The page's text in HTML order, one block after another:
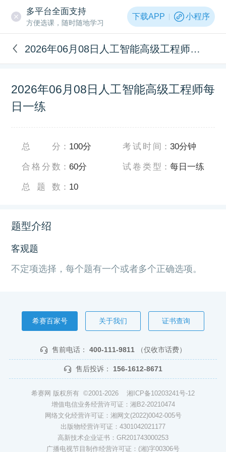
多平台全面支持
方便选课，随时随地学习
下载APP 小程序
2026年06月08日人工智能高级工程师每日一练
2026年06月08日人工智能高级工程师每
日一练
总分 ： 100分
合格分数 ：60分
总题数 ： 10
考试时间 ：30分钟
试卷类型 ：每日一练
题型介绍
客观题
不定项选择，每个题有一个或者多个正确选项。
希赛百家号 关于我们 证书查询
售前电话： 400-111-9811 （仅收市话费）
售后投诉： 156-1612-8671
希赛网 版权所有 ©2001-2026 湘ICP备10203241号-12
增值电信业务经营许可证：湘B2-20210474
网络文化经营许可证：湘网文(2022)0042-005号
出版物经营许可证：4301042021177
高新技术企业证书：GR201743000253
广播电视节目制作经营许可证：(湘)字00306号